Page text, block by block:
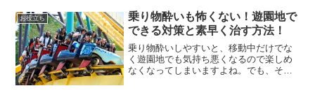
同じではつまらないし、子...
お役立ち
乗り物酔いも怖くない！遊園地で
できる対策と素早く治す方法！
乗り物酔いしやすいと、移動中だけでな
く遊園地でも気持ち悪くなるので楽しめ
なくなってしまいますよね。でも、そも